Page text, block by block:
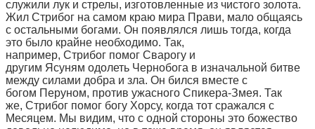
служили лук и стрелы, изготовленные из чистого золота.
Жил Стрибог на самом краю мира Прави, мало общаясь
с остальными богами. Он появлялся лишь тогда, когда
это было крайне необходимо. Так,
например, Стрибог помог Сварогу и
другим Ясуням одолеть Чернобога в изначальной битве
между силами добра и зла. Он бился вместе с
богом Перуном, против ужасного Спикера-Змея. Так
же, Стрибог помог богу Хорсу, когда тот сражался с
Месяцем. Мы видим, что с одной стороны это божество